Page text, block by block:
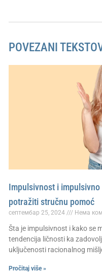
POVEZANI
Impulsivnost i
potražiti stručnu pomoć
септембар 25, 2024 Нема
Šta je impulsivnost i kako se
tendencija ličnosti ka
uključenosti racionalnog
Pročitaj više »